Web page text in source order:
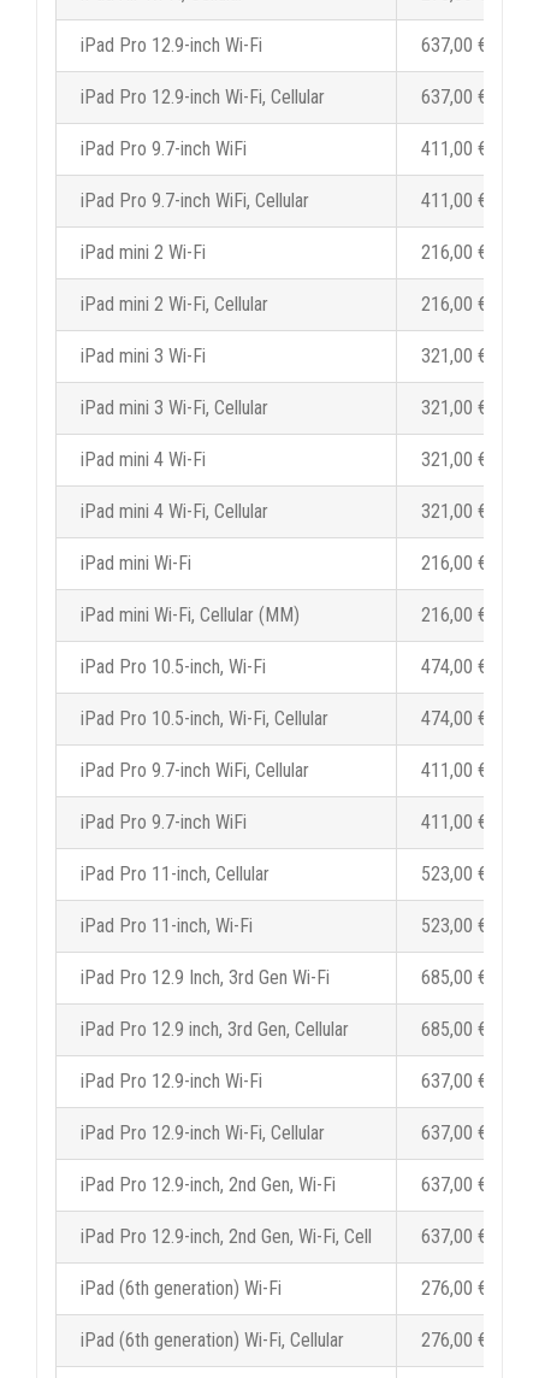
iPad Pro 12.9-inch Wi-Fi 637,00 €
iPad Pro 12.9-inch Wi-Fi, Cellular 637,00 €
iPad Pro 9.7-inch WiFi 411,00 €
iPad Pro 9.7-inch WiFi, Cellular 411,00 €
iPad mini 2 Wi-Fi 216,00 €
iPad mini 2 Wi-Fi, Cellular 216,00 €
iPad mini 3 Wi-Fi 321,00 €
iPad mini 3 Wi-Fi, Cellular 321,00 €
iPad mini 4 Wi-Fi 321,00 €
iPad mini 4 Wi-Fi, Cellular 321,00 €
iPad mini Wi-Fi 216,00 €
iPad mini Wi-Fi, Cellular (MM) 216,00 €
iPad Pro 10.5-inch, Wi-Fi 474,00 €
iPad Pro 10.5-inch, Wi-Fi, Cellular 474,00 €
iPad Pro 9.7-inch WiFi, Cellular 411,00 €
iPad Pro 9.7-inch WiFi 411,00 €
iPad Pro 11-inch, Cellular 523,00 €
iPad Pro 11-inch, Wi-Fi 523,00 €
iPad Pro 12.9 Inch, 3rd Gen Wi-Fi 685,00 €
iPad Pro 12.9 inch, 3rd Gen, Cellular 685,00 €
iPad Pro 12.9-inch Wi-Fi 637,00 €
iPad Pro 12.9-inch Wi-Fi, Cellular 637,00 €
iPad Pro 12.9-inch, 2nd Gen, Wi-Fi 637,00 €
iPad Pro 12.9-inch, 2nd Gen, Wi-Fi, Cell 637,00 €
iPad (6th generation) Wi-Fi 276,00 €
iPad (6th generation) Wi-Fi, Cellular 276,00 €